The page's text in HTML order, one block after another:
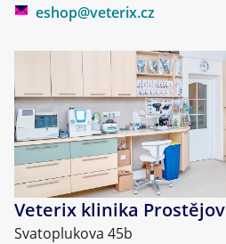
eshop@veterix.cz
Veterix klinika Prostějov
Svatoplukova 45b